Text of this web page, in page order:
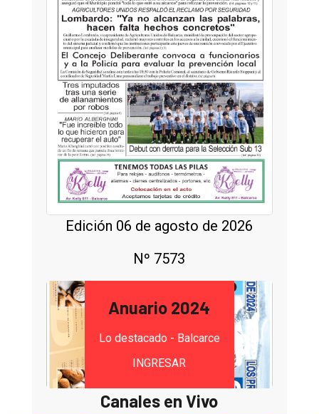
Edición 06 de agosto de 2026
Nº 7573
Anuario 2024
Lo destacado - Balcarce
INGRESAR
Canales en Vivo